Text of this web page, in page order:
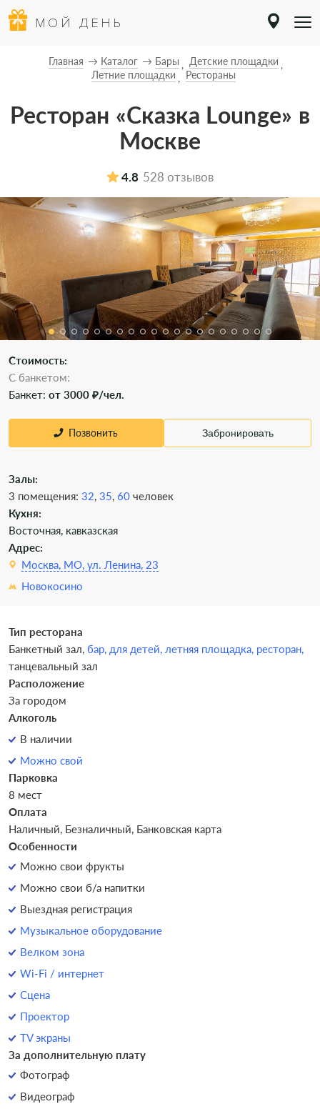
МОЙ ДЕНЬ
Главная Каталог Бары
Детские площадки
Летние площадки
Рестораны
Ресторан «Сказка Lounge» в
Москве
4.8 528 отзывов
Стоимость:
С банкетом:
Банкет: от 3000 ₽/чел.
Позвонить Забронировать
Залы:
3 помещения: 32, 35, 60 человек
Кухня:
Восточная, кавказская
Адрес:
Москва, МО, ул. Ленина, 23
Новокосино
Тип ресторана
Банкетный зал, бар, для детей, летняя площадка, ресторан,
танцевальный зал
Расположение
За городом
Алкоголь
В наличии
Можно свой
Парковка
8 мест
Оплата
Наличный, Безналичный, Банковская карта
Особенности
Можно свои фрукты
Можно свои б/а напитки
Выездная регистрация
Музыкальное оборудование
Велком зона
Wi-Fi / интернет
Сцена
Проектор
TV экраны
За дополнительную плату
Фотограф
Видеограф